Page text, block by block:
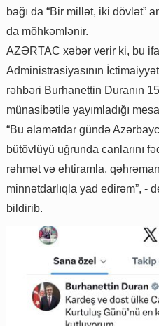
bağı da “Bir millət, iki dövlət”
da möhkəmlənir.
AZƏRTAC xəbər verir ki, bu
Administrasiyasının
rəhbəri Burhanettin Duranın
münasibətilə yayımladığı
“Bu əlamətdar gündə
bütövlüyü uğrunda canlarını
rəhmət və ehtiramla,
minnətdarlıqla yad edirəm”, -
bildirib.